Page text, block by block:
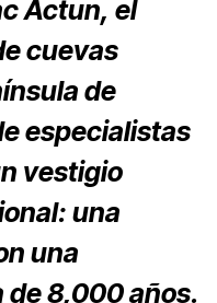
Actun, el
cuevas
de
especialistas
vestigio
una
una
8,000 años.